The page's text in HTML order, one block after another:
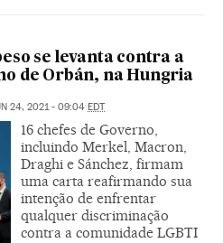
se levanta contra a
de Orbán, na Hungria
24, 2021 - 09:04 EDT
16 chefes de Governo,
incluindo Merkel, Macron,
Draghi e Sánchez, firmam
uma carta reafirmando sua
intenção de enfrentar
qualquer discriminação
contra a comunidade LGBTI